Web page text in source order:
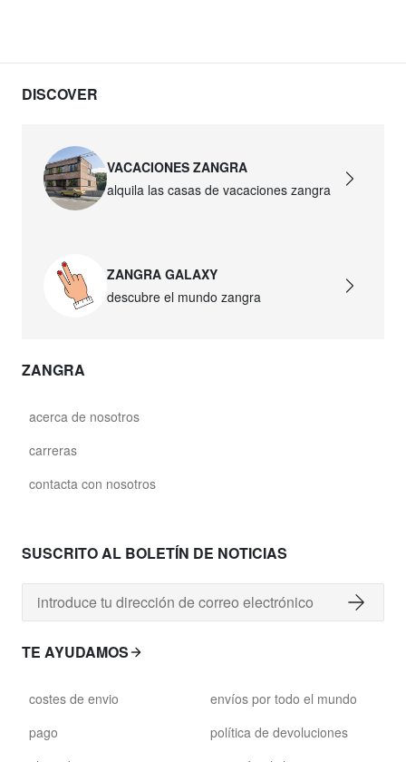
DISCOVER
VACACIONES ZANGRA
alquila las casas de vacaciones zangra
ZANGRA GALAXY
descubre el mundo zangra
ZANGRA
acerca de nosotros
carreras
contacta con nosotros
SUSCRITO AL BOLETÍN DE NOTICIAS
TE AYUDAMOS
costes de envio
pago
envíos por todo el mundo
política de devoluciones